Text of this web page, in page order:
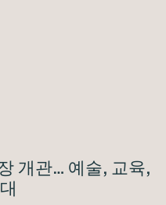
개관… 예술, 교육,